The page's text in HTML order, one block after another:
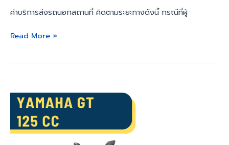
ค่าบริการส่งรถนอกสถานที่ คิดตามระยะทางดังนี้ กรณีที่ผู้
Read More »
GT
125
cc